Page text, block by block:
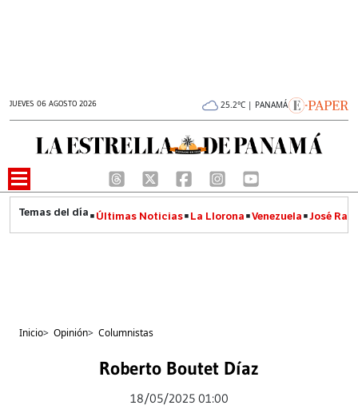
JUEVES 06 AGOSTO 2026 25.2°C | PANAMÁ
Últimas Noticias La Llorona Venezuela José
Inicio> Opinión> Columnistas
Roberto Boutet Díaz
18/05/2025 01:00